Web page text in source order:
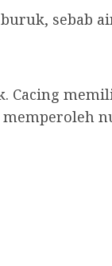
sebab
Cacing
memperoleh